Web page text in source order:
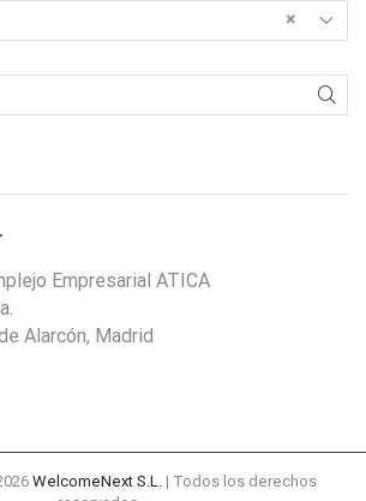
×
Empresarial ATICA
Alarcón, Madrid
WelcomeNext S.L.| Todos los derechos